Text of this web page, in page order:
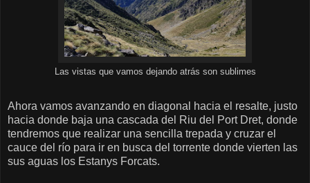
Las vistas que vamos dejando atrás son sublimes
Ahora vamos avanzando en diagonal hacia el resalte, justo
hacia donde baja una cascada del Riu del Port Dret, donde
tendremos que realizar una sencilla trepada y cruzar el
cauce del río para ir en busca del torrente donde vierten las
sus aguas los Estanys Forcats.